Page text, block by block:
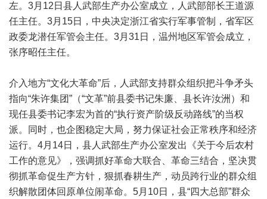
左。3月12日县人武部生产办公室成立，人武部部长王道源
任主任。3月15日，中央决定浙江省实行军事管制，省军区
政委龙潜任军管会主任。3月31日，温州地区军管会成立，
张序昭任主任。
介入地方“文化大革命”后，人武部支持群众组织把斗争矛头
指向“朱许集团”（“文革”前县委书记朱廉、县长许汝洲）和
现任县委书记李宏为首的“执行资产阶级反动路线”的当权
派。同时，也企图稳定大局，努力保证社会正常秩序和经济
运行。4月14日，县人武部生产办公室发出《关于今后农村
工作的意见》，强调抓好革命大联合、革命三结合，坚决贯
彻抓革命促生产方针，狠抓春耕生产，动员跨行业的群众组
织解散团体回原单位闹革命。5月10日，县“四大总部”群众